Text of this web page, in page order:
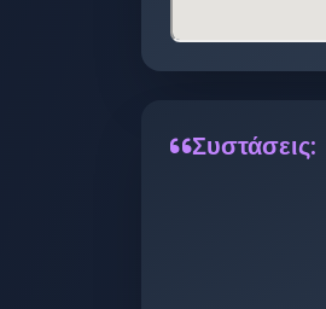
Συστάσεις: